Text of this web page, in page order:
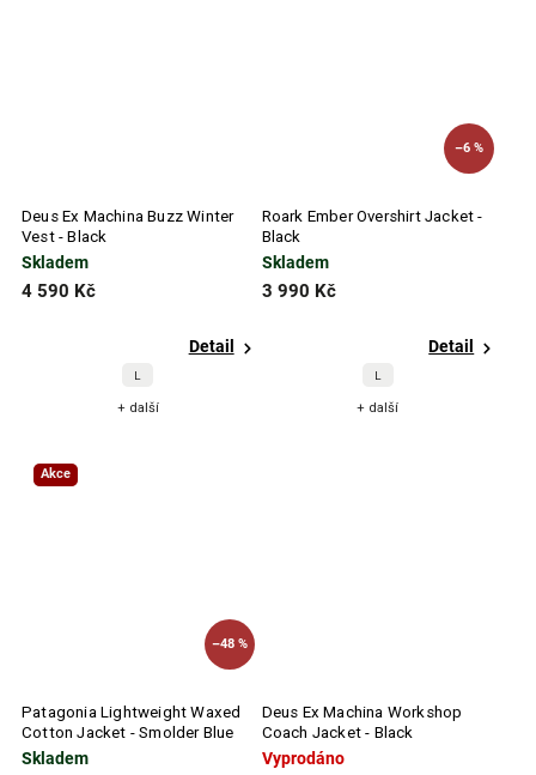
Deus Ex Machina Buzz Winter
Vest - Black
Skladem
4 590 Kč
Detail
L
+ další
–6 %
Roark Ember Overshirt Jacket -
Black
Skladem
3 990 Kč
Detail
L
+ další
Akce
–48 %
Patagonia Lightweight Waxed
Cotton Jacket - Smolder Blue
Skladem
Deus Ex Machina Workshop
Coach Jacket - Black
Vyprodáno